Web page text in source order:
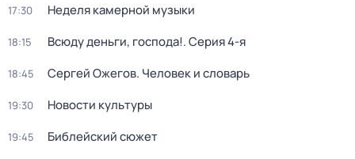
17:30 Неделя камерной музыки
18:15 Всюду деньги, господа!. Серия 4-я
18:45 Сергей Ожегов. Человек и словарь
19:30 Новости культуры
19:45 Библейский сюжет